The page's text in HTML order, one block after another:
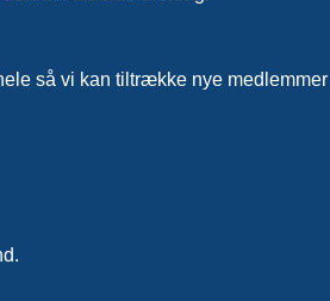
så vi kan tiltrække nye